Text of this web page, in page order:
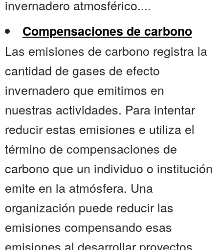
invernadero atmosférico....
Compensaciones de carbono
Las emisiones de carbono registra la
cantidad de gases de efecto
invernadero que emitimos en
nuestras actividades. Para intentar
reducir estas emisiones e utiliza el
término de compensaciones de
carbono que un individuo o institución
emite en la atmósfera. Una
organización puede reducir las
emisiones compensando esas
emisiones al desarrollar proyectos